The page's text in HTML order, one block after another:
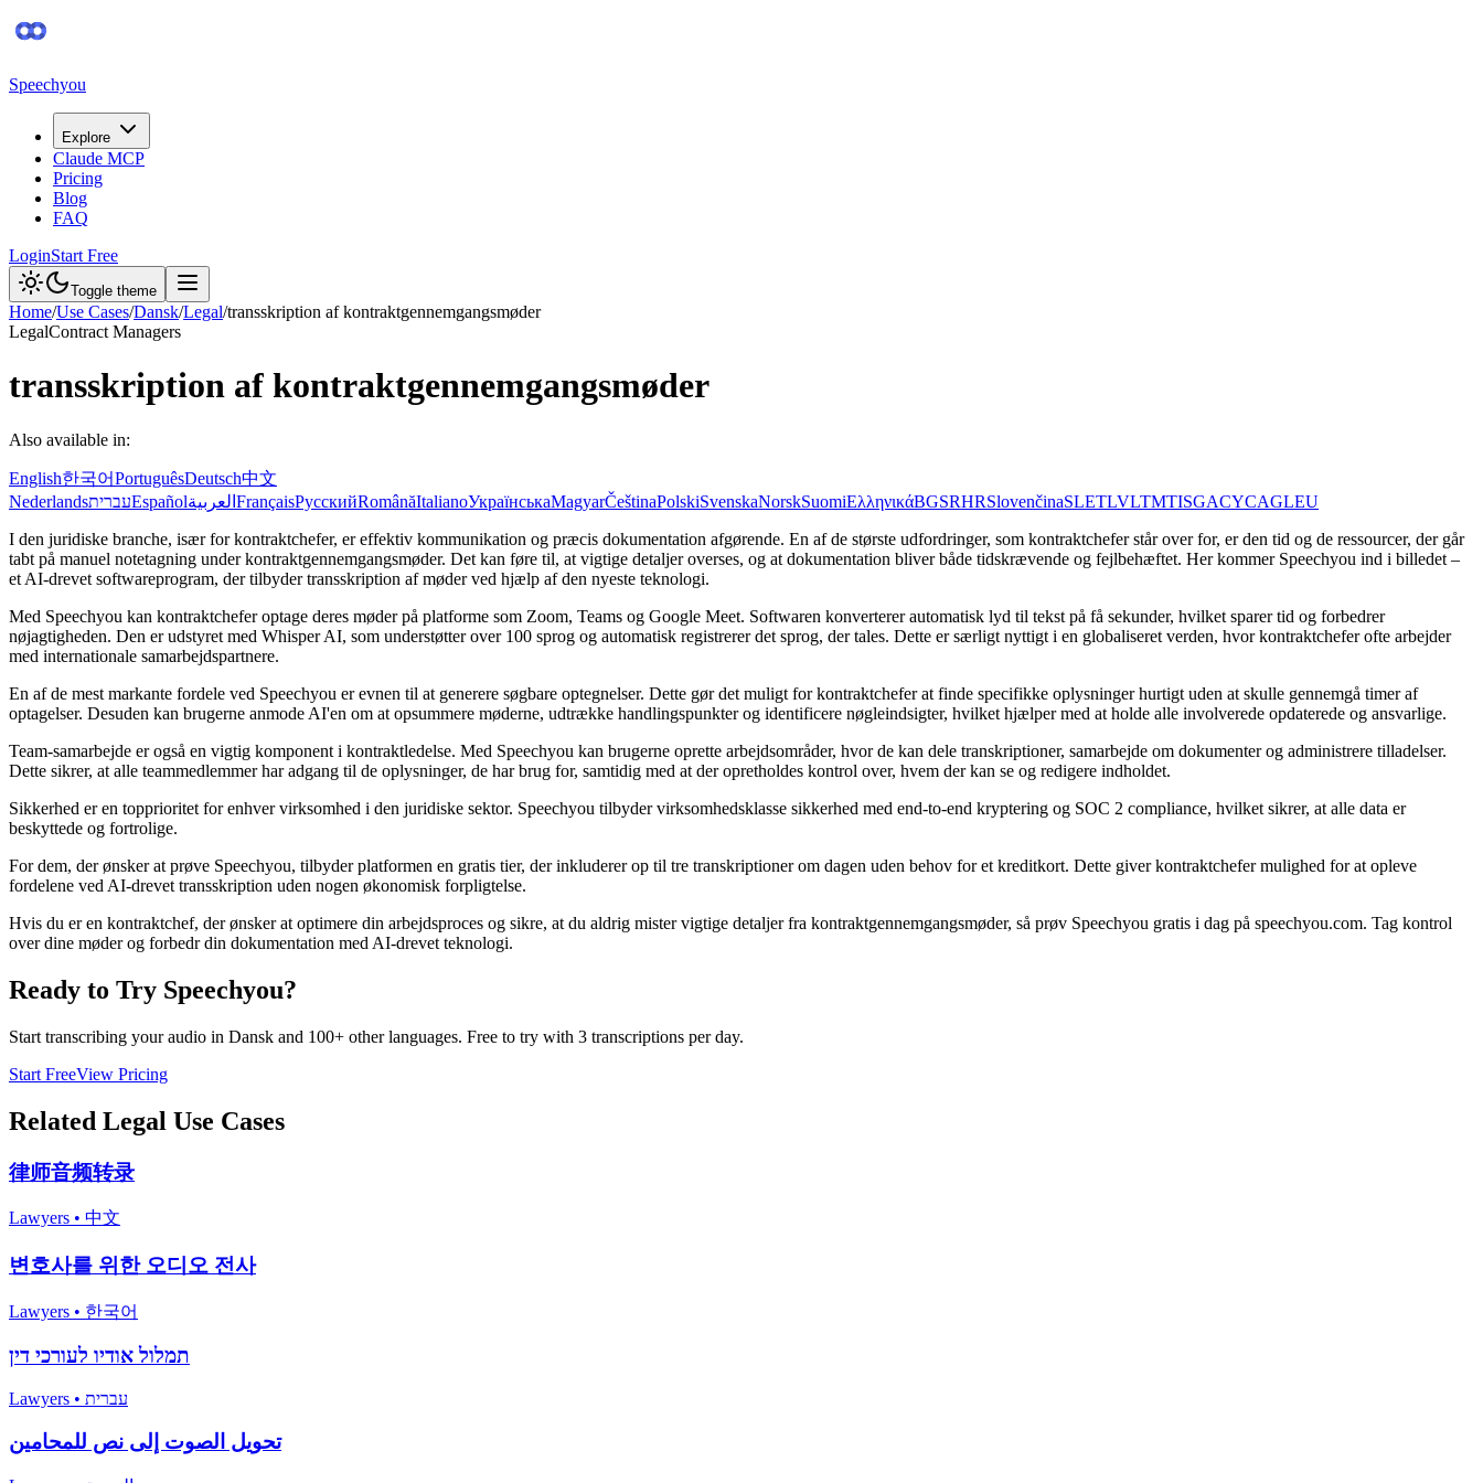
Speechyou
Explore
Claude MCP
Pricing
Blog
FAQ
LoginStart Free
Toggle theme
Home/Use Cases/Dansk/Legal/transskription af kontraktgennemgangsmøder
LegalContract Managers
transskription af kontraktgennemgangsmøder
Also available in:
English한국어PortuguêsDeutsch中文
NederlandsעבריתEspañolالعربية FrançaisРусскийRomânăItalianoУкраїнськаMagyarČeštinaPolskiSvenskaNorskSuomiΕλληνικάBGSRHRSlovenčinaSLETLVLTMTISGACYCAGLEU
I den juridiske branche, især for kontraktchefer, er effektiv kommunikation og præcis dokumentation afgørende. En af de største udfordringer, som kontraktchefer står over for, er den tid og de ressourcer, der går
tabt på manuel notetagning under kontraktgennemgangsmøder. Det kan føre til, at vigtige detaljer overses, og at dokumentation bliver både tidskrævende og fejlbehæftet. Her kommer Speechyou ind i billedet –
et AI-drevet softwareprogram, der tilbyder transskription af møder ved hjælp af den nyeste teknologi.
Med Speechyou kan kontraktchefer optage deres møder på platforme som Zoom, Teams og Google Meet. Softwaren konverterer automatisk lyd til tekst på få sekunder, hvilket sparer tid og forbedrer
nøjagtigheden. Den er udstyret med Whisper AI, som understøtter over 100 sprog og automatisk registrerer det sprog, der tales. Dette er særligt nyttigt i en globaliseret verden, hvor kontraktchefer ofte arbejder
med internationale samarbejdspartnere.
En af de mest markante fordele ved Speechyou er evnen til at generere søgbare optegnelser. Dette gør det muligt for kontraktchefer at finde specifikke oplysninger hurtigt uden at skulle gennemgå timer af
optagelser. Desuden kan brugerne anmode AI'en om at opsummere møderne, udtrække handlingspunkter og identificere nøgleindsigter, hvilket hjælper med at holde alle involverede opdaterede og ansvarlige.
Team-samarbejde er også en vigtig komponent i kontraktledelse. Med Speechyou kan brugerne oprette arbejdsområder, hvor de kan dele transkriptioner, samarbejde om dokumenter og administrere tilladelser.
Dette sikrer, at alle teammedlemmer har adgang til de oplysninger, de har brug for, samtidig med at der opretholdes kontrol over, hvem der kan se og redigere indholdet.
Sikkerhed er en topprioritet for enhver virksomhed i den juridiske sektor. Speechyou tilbyder virksomhedsklasse sikkerhed med end-to-end kryptering og SOC 2 compliance, hvilket sikrer, at alle data er
beskyttede og fortrolige.
For dem, der ønsker at prøve Speechyou, tilbyder platformen en gratis tier, der inkluderer op til tre transkriptioner om dagen uden behov for et kreditkort. Dette giver kontraktchefer mulighed for at opleve
fordelene ved AI-drevet transskription uden nogen økonomisk forpligtelse.
Hvis du er en kontraktchef, der ønsker at optimere din arbejdsproces og sikre, at du aldrig mister vigtige detaljer fra kontraktgennemgangsmøder, så prøv Speechyou gratis i dag på speechyou.com. Tag kontrol
over dine møder og forbedr din dokumentation med AI-drevet teknologi.
Ready to Try Speechyou?
Start transcribing your audio in Dansk and 100+ other languages. Free to try with 3 transcriptions per day.
Start FreeView Pricing
Related Legal Use Cases
律师音频转录
Lawyers • 中文
변호사를 위한 오디오 전사
Lawyers • 한국어
תמלול אודיו לעורכי דין
Lawyers • עברית
تحويل الصوت إلى نص للمحامين